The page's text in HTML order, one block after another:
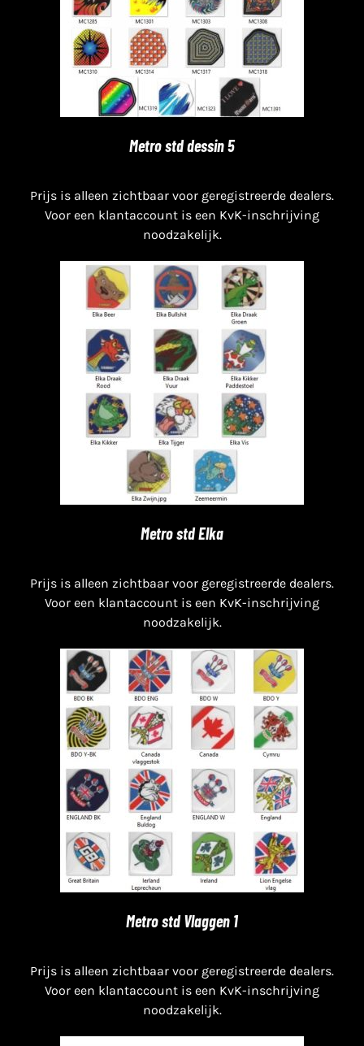
Metro std dessin 5
Prijs is alleen zichtbaar voor geregistreerde dealers.
Voor een klantaccount is een KvK-inschrijving
noodzakelijk.
Metro std Elka
Prijs is alleen zichtbaar voor geregistreerde dealers.
Voor een klantaccount is een KvK-inschrijving
noodzakelijk.
Metro std Vlaggen 1
Prijs is alleen zichtbaar voor geregistreerde dealers.
Voor een klantaccount is een KvK-inschrijving
noodzakelijk.